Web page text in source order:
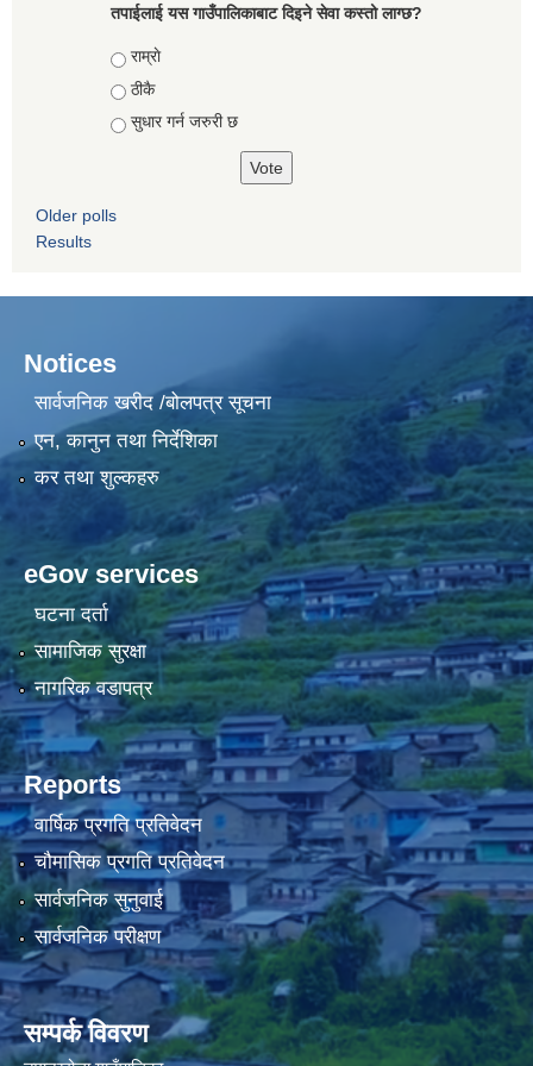
तपाईलाई यस गाउँपालिकाबाट दिइने सेवा कस्तो लाग्छ?
Choices
राम्राे
ठीकै
सुधार गर्न जरुरी छ
Older polls
Results
Notices
सार्वजनिक खरीद /बोलपत्र सूचना
एन, कानुन तथा निर्देशिका
कर तथा शुल्कहरु
eGov services
घटना दर्ता
सामाजिक सुरक्षा
नागरिक वडापत्र
Reports
वार्षिक प्रगति प्रतिवेदन
चौमासिक प्रगति प्रतिवेदन
सार्वजनिक सुनुवाई
सार्वजनिक परीक्षण
सम्पर्क विवरण